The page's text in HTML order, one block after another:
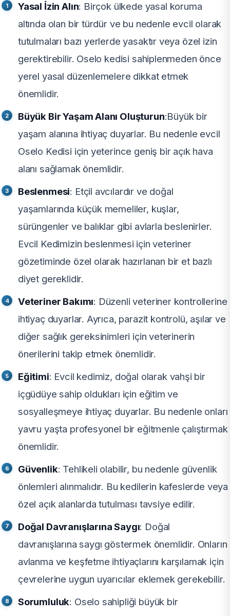
Yasal İzin Alın: Birçok ülkede yasal koruma
altında olan bir türdür ve bu nedenle evcil olarak
tutulmaları bazı yerlerde yasaktır veya özel izin
gerektirebilir. Oselo kedisi sahiplenmeden önce
yerel yasal düzenlemelere dikkat etmek
önemlidir.
Büyük Bir Yaşam Alanı Oluşturun:Büyük bir
yaşam alanına ihtiyaç duyarlar. Bu nedenle evcil
Oselo Kedisi için yeterince geniş bir açık hava
alanı sağlamak önemlidir.
Beslenmesi: Etçil avcılardır ve doğal
yaşamlarında küçük memeliler, kuşlar,
sürüngenler ve balıklar gibi avlarla beslenirler.
Evcil Kedimizin beslenmesi için veteriner
gözetiminde özel olarak hazırlanan bir et bazlı
diyet gereklidir.
Veteriner Bakımı: Düzenli veteriner kontrollerine
ihtiyaç duyarlar. Ayrıca, parazit kontrolü, aşılar ve
diğer sağlık gereksinimleri için veterinerin
önerilerini takip etmek önemlidir.
Eğitimi: Evcil kedimiz, doğal olarak vahşi bir
içgüdüye sahip oldukları için eğitim ve
sosyalleşmeye ihtiyaç duyarlar. Bu nedenle onları
yavru yaşta profesyonel bir eğitmenle çalıştırmak
önemlidir.
Güvenlik: Tehlikeli olabilir, bu nedenle güvenlik
önlemleri alınmalıdır. Bu kedilerin kafeslerde veya
özel açık alanlarda tutulması tavsiye edilir.
Doğal Davranışlarına Saygı: Doğal
davranışlarına saygı göstermek önemlidir. Onların
avlanma ve keşfetme ihtiyaçlarını karşılamak için
çevrelerine uygun uyarıcılar eklemek gerekebilir.
Sorumluluk: Oselo sahipliği büyük bir